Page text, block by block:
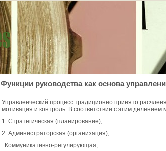
Функции руководства как основа
Управленческий процесс традиционно принято
мотивация и контроль. В соответствии с этим
1. Стратегическая (планирование);
2. Администраторская (организация);
. Коммуникативно-регулирующая;